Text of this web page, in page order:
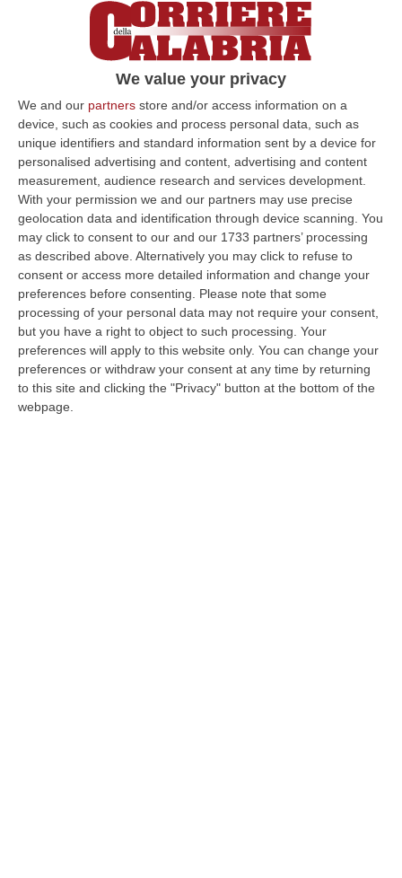
We value your privacy
We and our partners store and/or access information on a
device, such as cookies and process personal data, such as
unique identifiers and standard information sent by a device for
personalised advertising and content, advertising and content
measurement, audience research and services development.
With your permission we and our partners may use precise
geolocation data and identification through device scanning. You
may click to consent to our and our 1733 partners’ processing
as described above. Alternatively you may click to refuse to
consent or access more detailed information and change your
preferences before consenting.
Please note that some
processing of your personal data may not require your consent,
but you have a right to object to such processing. Your
preferences will apply to this website only. You can change your
preferences or withdraw your consent at any time by returning
to this site and clicking the "Privacy" button at the bottom of the
webpage.
riporta una nota congiunta delle tre
organizzazioni di categoria. «Il Presidente
Occhiuto ha preliminarmente tenuto ad
informare – è detto – che sta seguendo l’iter
parlamentare degli emendamenti presentati
in queste ore in favore agli ex LSU/LPU
calabresi per il reperimento di ulteriori 18mln
destinati a innalzare il monte ore lavorate e
quindi le retribuzioni. Su questo fronte le
Organizzazioni Sindacali hanno chiesto che il
fondo per la contribuzione da parte della
Regione (ca. 38 mln) venga reso stabile, in
modo da poter usufruire dei risparmi di
spesa, dovuti a cessazioni/pensionamenti,
per reinvestirli nel tempo in aumento delle